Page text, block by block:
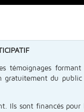
témoignages
gratuitement du
Ils sont financés